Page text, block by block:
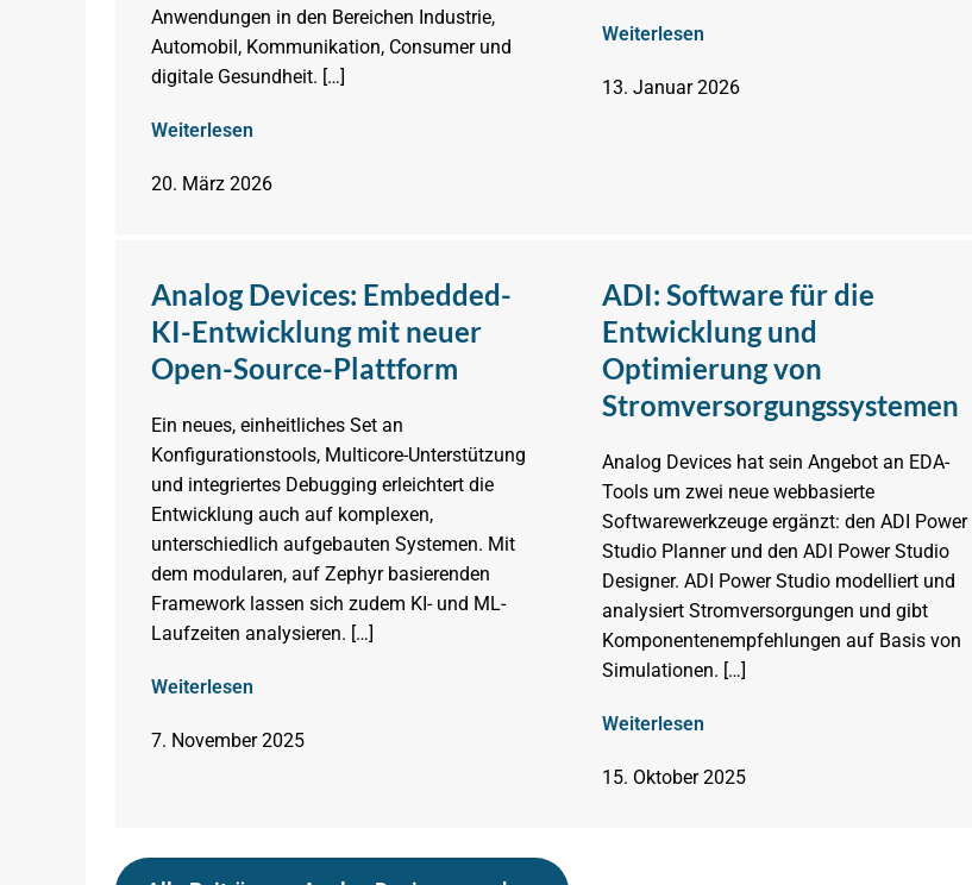
Anwendungen in den Bereichen Industrie,
Automobil, Kommunikation, Consumer und
digitale Gesundheit. […]
Weiterlesen
20. März 2026
Weiterlesen
13. Januar 2026
Analog Devices: Embedded-
KI-Entwicklung mit neuer
Open-Source-Plattform
Ein neues, einheitliches Set an
Konfigurationstools, Multicore-Unterstützung
und integriertes Debugging erleichtert die
Entwicklung auch auf komplexen,
unterschiedlich aufgebauten Systemen. Mit
dem modularen, auf Zephyr basierenden
Framework lassen sich zudem KI- und ML-
Laufzeiten analysieren. […]
Weiterlesen
7. November 2025
ADI: Software für die
Entwicklung und
Optimierung von
Stromversorgungssystemen
Analog Devices hat sein Angebot an EDA-
Tools um zwei neue webbasierte
Softwarewerkzeuge ergänzt: den ADI Power
Studio Planner und den ADI Power Studio
Designer. ADI Power Studio modelliert und
analysiert Stromversorgungen und gibt
Komponentenempfehlungen auf Basis von
Simulationen. […]
Weiterlesen
15. Oktober 2025